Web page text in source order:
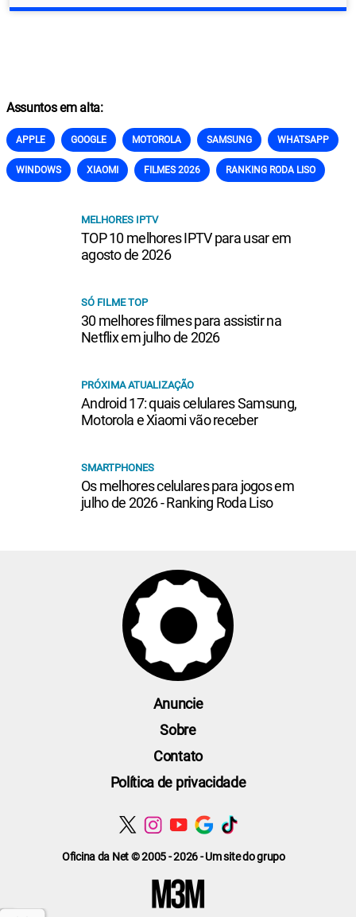
Assuntos em alta:
APPLE GOOGLE MOTOROLA SAMSUNG WHATSAPP
WINDOWS XIAOMI FILMES 2026 RANKING RODA LISO
MELHORES IPTV
TOP 10 melhores IPTV para usar em
agosto de 2026
SÓ FILME TOP
30 melhores filmes para assistir na
Netflix em julho de 2026
PRÓXIMA ATUALIZAÇÃO
Android 17: quais celulares Samsung,
Motorola e Xiaomi vão receber
SMARTPHONES
Os melhores celulares para jogos em
julho de 2026 - Ranking Roda Liso
Oficina da Net © 2005 - 2026 - Um site do grupo
Anuncie
Sobre
Contato
Política de privacidade